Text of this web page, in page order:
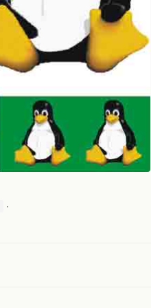
·